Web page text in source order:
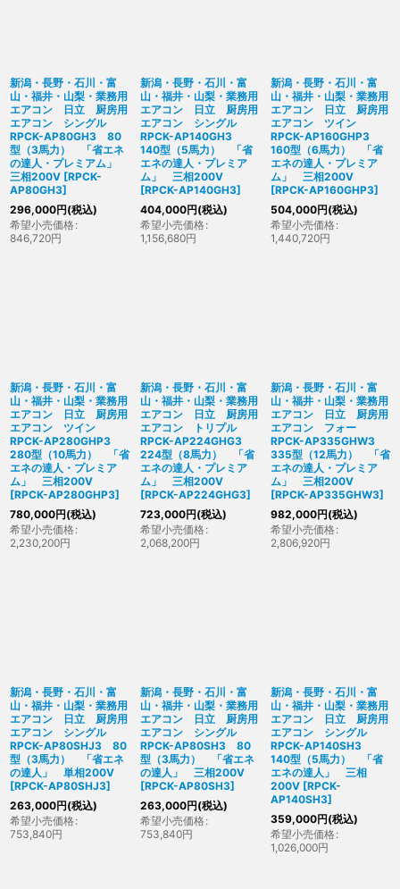
新潟・長野・石川・富
山・福井・山梨・業務用
エアコン 日立 厨房用
エアコン シングル
RPCK-AP80GH3 80
型（3馬力） 「省エネ
の達人・プレミアム」
三相200V [RPCK-
AP80GH3]
296,000円(税込)
希望小売価格 :
846,720円
新潟・長野・石川・富
山・福井・山梨・業務用
エアコン 日立 厨房用
エアコン シングル
RPCK-AP140GH3
140型（5馬力） 「省
エネの達人・プレミア
ム」 三相200V
[RPCK-AP140GH3]
404,000円(税込)
希望小売価格 :
1,156,680円
新潟・長野・石川・富
山・福井・山梨・業務用
エアコン 日立 厨房用
エアコン ツイン
RPCK-AP160GHP3
160型（6馬力） 「省
エネの達人・プレミア
ム」 三相200V
[RPCK-AP160GHP3]
504,000円(税込)
希望小売価格 :
1,440,720円
新潟・長野・石川・富
山・福井・山梨・業務用
エアコン 日立 厨房用
エアコン ツイン
RPCK-AP280GHP3
280型（10馬力） 「省
エネの達人・プレミア
ム」 三相200V
[RPCK-AP280GHP3]
780,000円(税込)
希望小売価格 :
2,230,200円
新潟・長野・石川・富
山・福井・山梨・業務用
エアコン 日立 厨房用
エアコン トリプル
RPCK-AP224GHG3
224型（8馬力） 「省
エネの達人・プレミア
ム」 三相200V
[RPCK-AP224GHG3]
723,000円(税込)
希望小売価格 :
2,068,200円
新潟・長野・石川・富
山・福井・山梨・業務用
エアコン 日立 厨房用
エアコン フォー
RPCK-AP335GHW3
335型（12馬力） 「省
エネの達人・プレミア
ム」 三相200V
[RPCK-AP335GHW3]
982,000円(税込)
希望小売価格 :
2,806,920円
新潟・長野・石川・富
山・福井・山梨・業務用
エアコン 日立 厨房用
エアコン シングル
RPCK-AP80SHJ3 80
型（3馬力） 「省エネ
の達人」 単相200V
[RPCK-AP80SHJ3]
263,000円(税込)
希望小売価格 :
753,840円
新潟・長野・石川・富
山・福井・山梨・業務用
エアコン 日立 厨房用
エアコン シングル
RPCK-AP80SH3 80
型（3馬力） 「省エネ
の達人」 三相200V
[RPCK-AP80SH3]
263,000円(税込)
希望小売価格 :
753,840円
新潟・長野・石川・富
山・福井・山梨・業務用
エアコン 日立 厨房用
エアコン シングル
RPCK-AP140SH3
140型（5馬力） 「省
エネの達人」 三相
200V [RPCK-
AP140SH3]
359,000円(税込)
希望小売価格 :
1,026,000円